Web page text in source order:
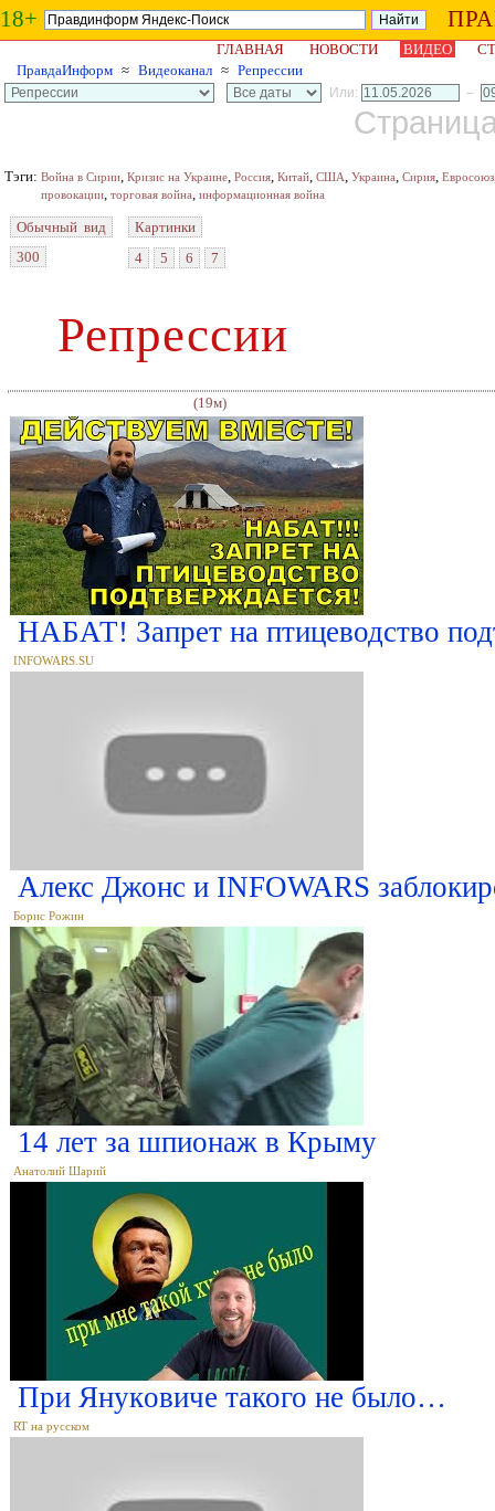
18+
ГЛАВНАЯ НОВОСТИ ВИДЕО
ПравдаИнформ ≈ Видеоканал ≈ Репрессии
Или: –
Тэги: Война в Сирии, Кризис на Украине, Россия, Китай, США, Украина, Сирия, Евросоюз
провокации, торговая война, информационная война
Обычный вид
300
Картинки
4
5 6 7
Репрессии
(19м)
НАБАТ! Запрет на птицеводство
INFOWARS.SU
Алекс Джонс и INFOWARS
Борис Рожин
14 лет за шпионаж в Крыму
Анатолий Шарий
При Янyкoвичe такого не было…
RT на русском